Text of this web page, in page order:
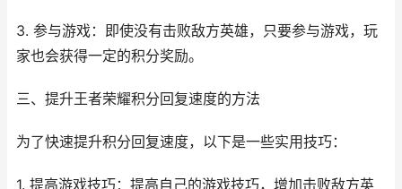
3. 参与游戏：即使没有击败敌方英雄，只要参与游戏，玩
家也会获得一定的积分奖励。
三、提升王者荣耀积分回复速度的方法
为了快速提升积分回复速度，以下是一些实用技巧：
1. 提高游戏技巧：提高自己的游戏技巧，增加击败敌方英